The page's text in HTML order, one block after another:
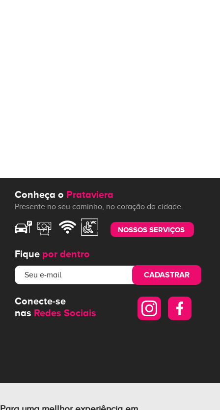
Conheça o Prataviera
Presente no seu caminho, no coração da cidade.
NOSSOS SERVIÇOS
Fique por dentro
CADASTRAR
Conecte-se
nas Redes Sociais